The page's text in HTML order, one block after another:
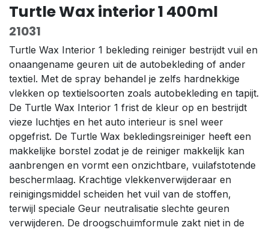
Turtle Wax interior 1 400ml
21031
Turtle Wax Interior 1 bekleding reiniger bestrijdt vuil en
onaangename geuren uit de autobekleding of ander
textiel. Met de spray behandel je zelfs hardnekkige
vlekken op textielsoorten zoals autobekleding en tapijt.
De Turtle Wax Interior 1 frist de kleur op en bestrijdt
vieze luchtjes en het auto interieur is snel weer
opgefrist. De Turtle Wax bekledingsreiniger heeft een
makkelijke borstel zodat je de reiniger makkelijk kan
aanbrengen en vormt een onzichtbare, vuilafstotende
beschermlaag. Krachtige vlekkenverwijderaar en
reinigingsmiddel scheiden het vuil van de stoffen,
terwijl speciale Geur neutralisatie slechte geuren
verwijderen. De droogschuimformule zakt niet in de